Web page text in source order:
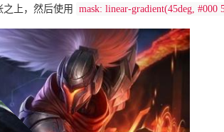
上，然后使用 mask: linear-gradient(45deg, #000